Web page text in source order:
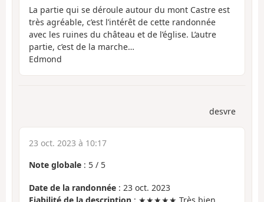
La partie qui se déroule autour du mont Castre est
très agréable, c’est l’intérêt de cette randonnée
avec les ruines du château et de l’église. L’autre
partie, c’est de la marche…
Edmond
desvre
23 oct. 2023 à 10:17
Note globale : 5 / 5
Date de la randonnée : 23 oct. 2023
Fiabilité de la description : ★★★★★ Très bien